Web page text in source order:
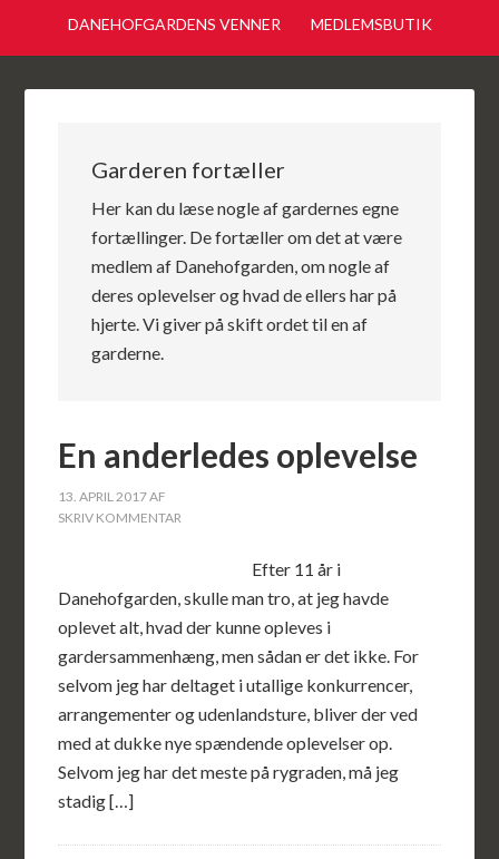
DANEHOFGARDENS VENNER MEDLEMSBUTIK
Garderen fortæller
Her kan du læse nogle af gardernes egne
fortællinger. De fortæller om det at være
medlem af Danehofgarden, om nogle af
deres oplevelser og hvad de ellers har på
hjerte. Vi giver på skift ordet til en af
garderne.
En anderledes oplevelse
13. APRIL 2017AF
SKRIV KOMMENTAR
Efter 11 år i
Danehofgarden, skulle man tro, at jeg havde
oplevet alt, hvad der kunne opleves i
gardersammenhæng, men sådan er det ikke. For
selvom jeg har deltaget i utallige konkurrencer,
arrangementer og udenlandsture, bliver der ved
med at dukke nye spændende oplevelser op.
Selvom jeg har det meste på rygraden, må jeg
stadig […]